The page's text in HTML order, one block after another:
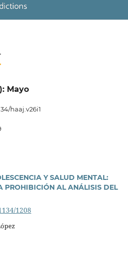
Mayo
haaj.v26i1
Y SALUD MENTAL:
PROHIBICIÓN AL ANÁLISIS DEL
1208